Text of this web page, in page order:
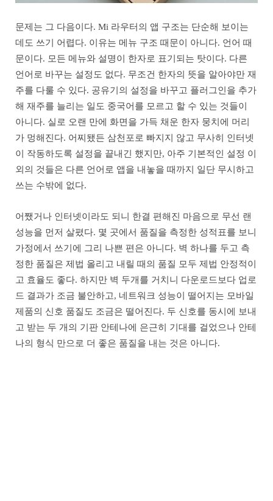
문제는 그 다음이다. Mi 라우터의 앱 구조는 단순해 보이는
데도 쓰기 어렵다. 이유는 메뉴 구조 때문이 아니다. 언어 때
문이다. 모든 메뉴와 설명이 한자로 표기되는 탓이다. 다른
언어로 바꾸는 설정도 없다. 무조건 한자의 뜻을 알아야만 재
주를 다룰 수 있다. 공유기의 설정을 바꾸고 플러그인을 추가
해 재주를 늘리는 일도 중국어를 모르고 할 수 있는 것들이
아니다. 실로 오랜 만에 화면을 가득 채운 한자 뭉치에 머리
가 멍해진다. 어찌됐든 삼천포로 빠지지 않고 무사히 인터넷
이 작동하도록 설정을 끝내긴 했지만, 아주 기본적인 설정 이
외의 것들은 다른 언어로 앱을 내놓을 때까지 일단 무시하고
쓰는 수밖에 없다.
어쨌거나 인터넷이라도 되니 한결 편해진 마음으로 무선 랜
성능을 먼저 살폈다. 몇 곳에서 품질을 측정한 성적표를 보니
가정에서 쓰기에 그리 나쁜 편은 아니다. 벽 하나를 두고 측
정한 품질은 제법 올리고 내릴 때의 품질 모두 제법 안정적이
고 효율도 좋다. 하지만 벽 두개를 거치니 다운로드보다 업로
드 결과가 조금 불안하고, 네트워크 성능이 떨어지는 모바일
제품의 신호 품질도 조금은 떨어진다. 두 신호를 동시에 보내
고 받는 두 개의 기판 안테나에 은근히 기대를 걸었으나 안테
나의 형식 만으로 더 좋은 품질을 내는 것은 아니다.